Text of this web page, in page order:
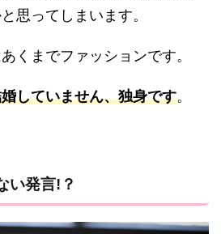
思ってしまいます。
くまでファッションです。
していません、独身です。
い発言!？